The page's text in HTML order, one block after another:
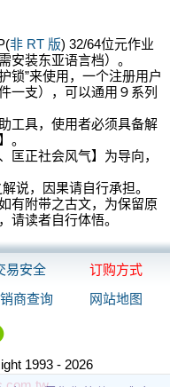
非 RT 版) 32/64位元作业
安装东亚语言档）。
锁”来使用，一个注册用户
一支），可以通用９系列
工具，使用者必须具备解
。
匡正社会风气】为导向，
说，因果请自行承担。
有附带之古文，为保留原
请读者自行体悟。
易安全
订购方式
商查询 网站地图
1993 - 2026